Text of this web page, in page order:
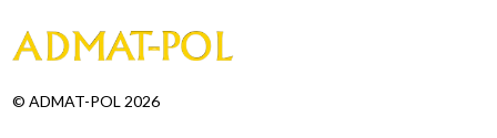
© ADMAT-POL 2026